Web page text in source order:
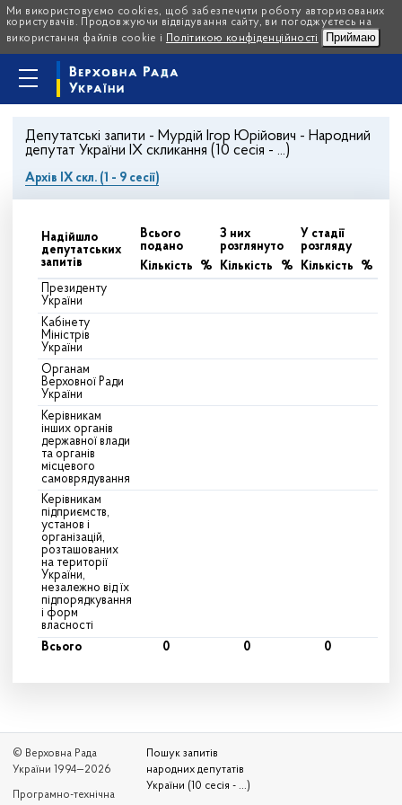
Ми використовуємо cookies, щоб забезпечити роботу авторизованих
користувачів. Продовжуючи відвідування сайту, ви погоджуєтесь на
використання файлів cookie і
Політикою конфіденційності Приймаю
Депутатські запити - Мурдій Ігор Юрійович - Народний
депутат України IX скликання (10 сесія - ...)
Архів IX скл. (1 - 9 сесії)
Надійшло
депутатських
запитів
Всього
подано
З них
розглянуто
У стадії
розгляду
Кількість
% Кількість % Кількість
%
Президенту
України
Кабінету
Міністрів
України
Органам
Верховної Ради
України
Керівникам
інших органів
державної влади
та органів
місцевого
самоврядування
Керівникам
підприємств,
установ і
організацій,
розташованих
на території
України,
незалежно від їх
підпорядкування
і форм
власності
Всього
0 0 0
© Верховна Рада
України 1994—2026
Програмно-технічна
Пошук запитів
народних депутатів
України (10 сесія - ...)